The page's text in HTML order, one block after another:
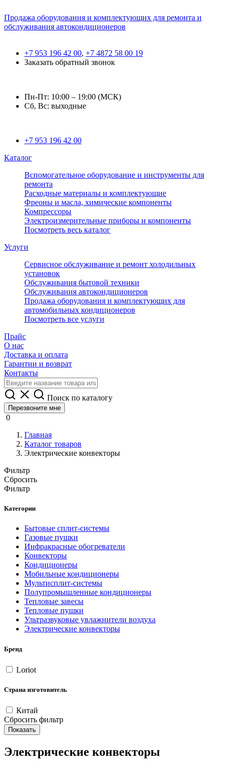
Продажа оборудования и комплектующих для ремонта и
обслуживания автокондиционеров
+7 953 196 42 00, +7 4872 58 00 19
Заказать обратный звонок
Пн-Пт: 10:00 – 19:00 (МСК)
Сб, Вс: выходные
+7 953 196 42 00
Каталог
Вспомогательное оборудование и инструменты для
ремонта
Расходные материалы и комплектующие
Фреоны и масла, химические компоненты
Компрессоры
Электроизмерительные приборы и компоненты
Посмотреть весь каталог
Услуги
Сервисное обслуживание и ремонт холодильных
установок
Обслуживания бытовой техники
Обслуживания автокондиционеров
Продажа оборудования и комплектующих для
автомобильных кондиционеров
Посмотреть все услуги
Прайс
О нас
Доставка и оплата
Гарантии и возврат
Контакты
Поиск по каталогу
Перезвоните мне
0
Главная
Каталог товаров
Электрические конвекторы
Фильтр
Сбросить
Фильтр
Категории
Бытовые сплит-системы
Газовые пушки
Инфракрасные обогреватели
Конвекторы
Кондиционеры
Мобильные кондиционеры
Мультисплит-системы
Полупромышленные кондиционеры
Тепловые завесы
Тепловые пушки
Ультразвуковые увлажнители воздуха
Электрические конвекторы
Бренд
Loriot
Страна изготовитель
Китай
Сбросить фильтр
Показать
Электрические конвекторы